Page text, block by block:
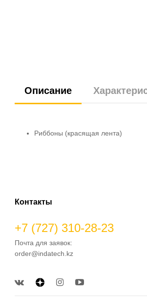
Описание
Риббоны (красящая лента)
Контакты
+7 (727) 310-28-23
Почта для заявок:
order@indatech.kz